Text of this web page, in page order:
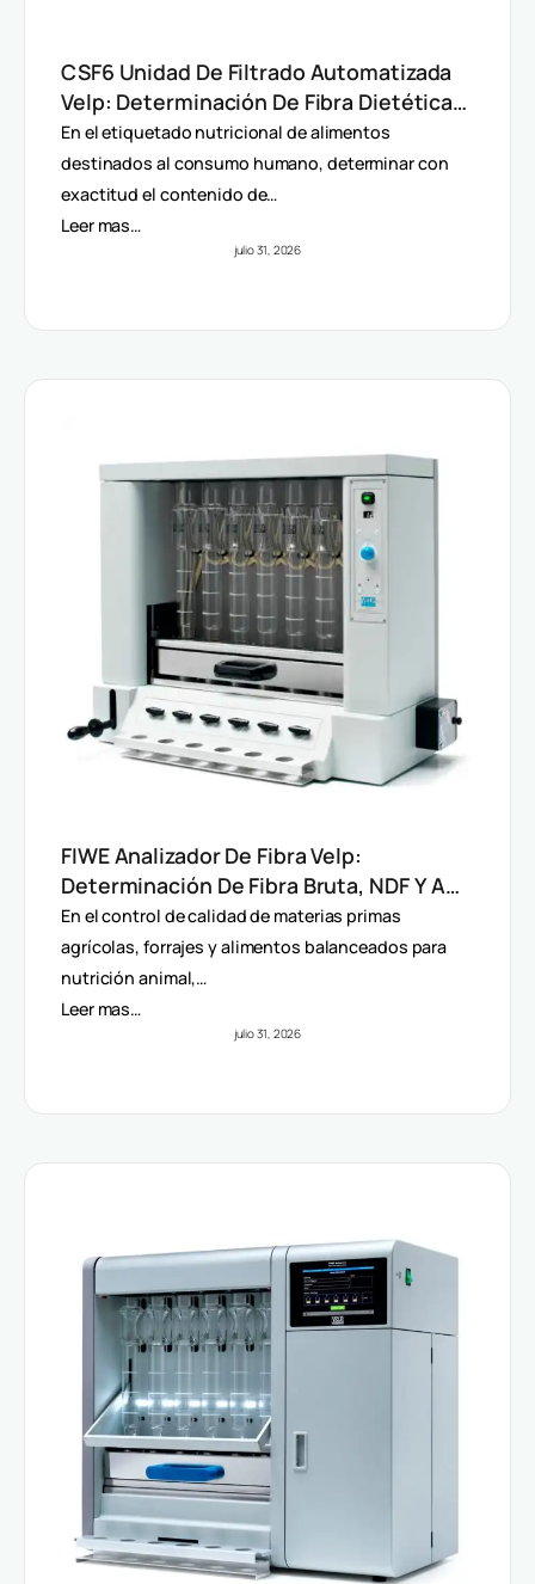
CSF6 Unidad De Filtrado Automatizada
Velp: Determinación De Fibra Dietética
(AOAC)
En el etiquetado nutricional de alimentos
destinados al consumo humano, determinar con
exactitud el contenido de…
Leer mas…
julio 31, 2026
FIWE Analizador De Fibra Velp:
Determinación De Fibra Bruta, NDF Y ADF
En Alimentos Y Piensos
En el control de calidad de materias primas
agrícolas, forrajes y alimentos balanceados para
nutrición animal,…
Leer mas…
julio 31, 2026